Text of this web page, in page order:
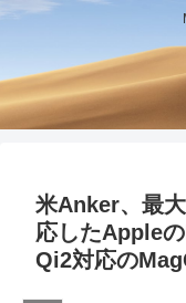
米Anker、最
応したApple
Qi2対応の